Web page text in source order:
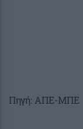
Πηγή: ΑΠΕ-ΜΠΕ